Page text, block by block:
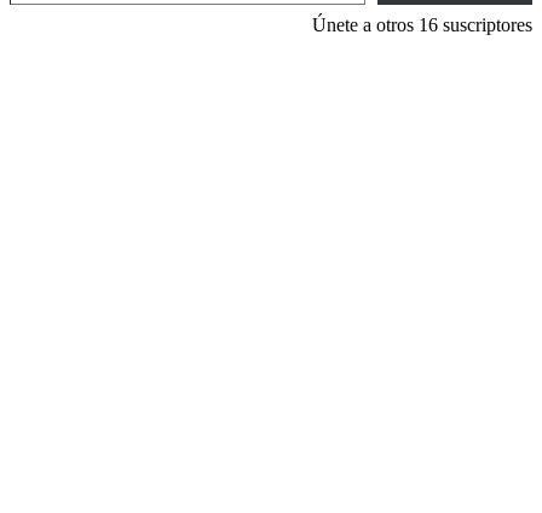
Únete a otros 16 suscriptores